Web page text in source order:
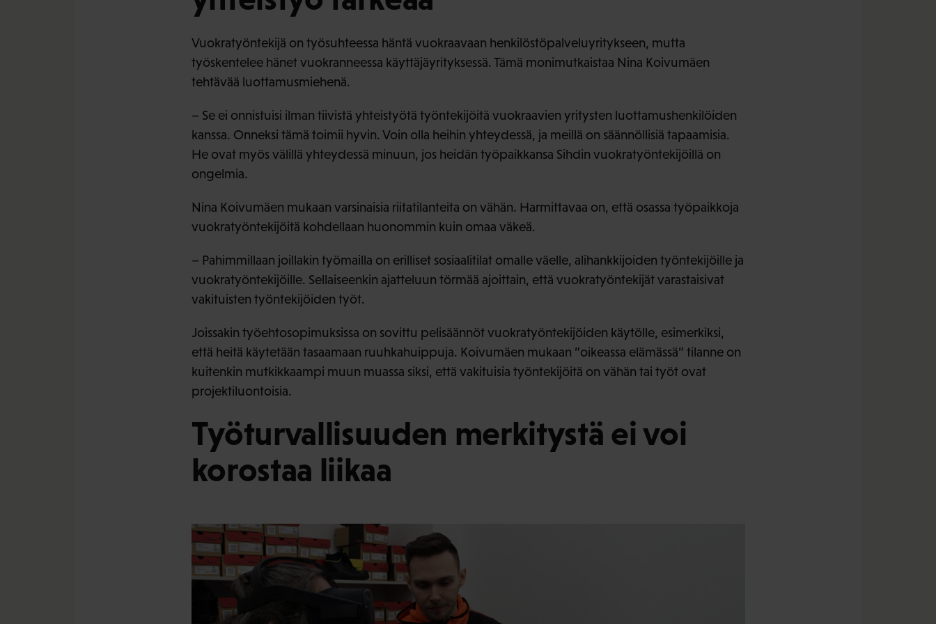
Vuokratyöntekijä on työsuhteessa häntä vuokraavaan henkilöstöpalveluyritykseen, mutta
työskentelee hänet vuokranneessa käyttäjäyrityksessä. Tämä monimutkaistaa Nina Koivumäen
tehtävää luottamusmiehenä.
– Se ei onnistuisi ilman tiivistä yhteistyötä työntekijöitä vuokraavien yritysten luottamushenkilöiden
kanssa. Onneksi tämä toimii hyvin. Voin olla heihin yhteydessä, ja meillä on säännöllisiä tapaamisia.
He ovat myös välillä yhteydessä minuun, jos heidän työpaikkansa Sihdin vuokratyöntekijöillä on
ongelmia.
Nina Koivumäen mukaan varsinaisia riitatilanteita on vähän. Harmittavaa on, että osassa työpaikkoja
vuokratyöntekijöitä kohdellaan huonommin kuin omaa väkeä.
– Pahimmillaan joillakin työmailla on erilliset sosiaalitilat omalle väelle, alihankkijoiden työntekijöille ja
vuokratyöntekijöille. Sellaiseenkin ajatteluun törmää ajoittain, että vuokratyöntekijät varastaisivat
vakituisten työntekijöiden työt.
Joissakin työehtosopimuksissa on sovittu pelisäännöt vuokratyöntekijöiden käytölle, esimerkiksi,
että heitä käytetään tasaamaan ruuhkahuippuja. Koivumäen mukaan ”oikeassa elämässä” tilanne on
kuitenkin mutkikkaampi muun muassa siksi, että vakituisia työntekijöitä on vähän tai työt ovat
projektiluontoisia.
Työturvallisuuden merkitystä ei voi
korostaa liikaa